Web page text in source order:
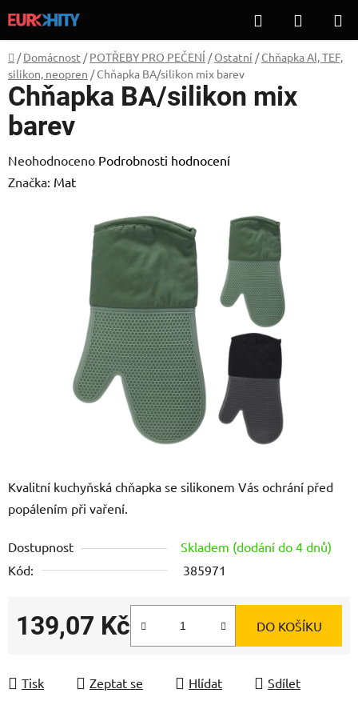
na
obsah
Hledat
KOŠÍK
Domů
/ Domácnost / POTŘEBY PRO PEČENÍ / Ostatní / Chňapka Al, TEF,
silikon, neopren / Chňapka BA/silikon mix barev
Kvalitní kuchyňská chňapka se silikonem Vás ochrání před
popálením při vaření.
Dostupnost
Skladem (dodání do 4 dnů)
Kód:
385971
139,07 Kč DO KOŠÍKU
Tisk Zeptat se Hlídat Sdílet
Chňapka BA/silikon mix
barev
Průměrné
hodnocení
Neohodnoceno Podrobnosti hodnocení
Značka: Mat